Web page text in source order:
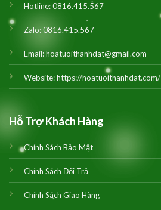
Hotline:0816.415.567
Zalo:0816.415.567
Email:hoatuoithanhdat@gmail.com
Website:https://hoatuoithanhdat.com/
Hỗ Trợ Khách Hàng
Chính Sách Bảo Mật
Chính Sách Đổi Trả
Chính Sách Giao Hàng